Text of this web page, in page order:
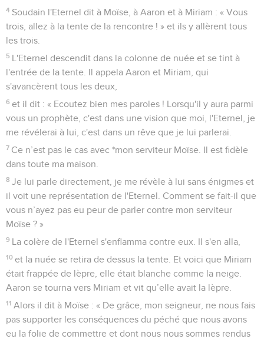
4 Soudain l'Eternel dit à Moïse, à Aaron et à Miriam : « Vous
trois, allez à la tente de la rencontre ! » et ils y allèrent tous
les trois.
5 L'Eternel descendit dans la colonne de nuée et se tint à
l'entrée de la tente. Il appela Aaron et Miriam, qui
s'avancèrent tous les deux,
6 et il dit : « Ecoutez bien mes paroles ! Lorsqu'il y aura parmi
vous un prophète, c'est dans une vision que moi, l'Eternel, je
me révélerai à lui, c'est dans un rêve que je lui parlerai.
7 Ce n’est pas le cas avec *mon serviteur Moïse. Il est fidèle
dans toute ma maison.
8 Je lui parle directement, je me révèle à lui sans énigmes et
il voit une représentation de l'Eternel. Comment se fait-il que
vous n’ayez pas eu peur de parler contre mon serviteur
Moïse ? »
9 La colère de l'Eternel s'enflamma contre eux. Il s'en alla,
10 et la nuée se retira de dessus la tente. Et voici que Miriam
était frappée de lèpre, elle était blanche comme la neige.
Aaron se tourna vers Miriam et vit qu’elle avait la lèpre.
11 Alors il dit à Moïse : « De grâce, mon seigneur, ne nous fais
pas supporter les conséquences du péché que nous avons
eu la folie de commettre et dont nous nous sommes rendus